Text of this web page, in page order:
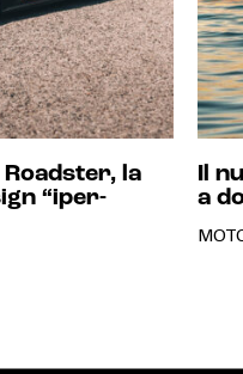
la
“iper-
Il
a